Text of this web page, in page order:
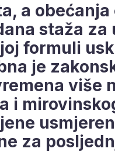
a
staža za
formuli
je
više
i
za